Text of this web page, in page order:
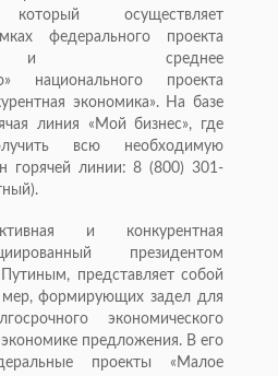
который осуществляет
федерального проекта
и среднее
национального проекта
экономика». На базе
линия «Мой бизнес», где
всю необходимую
горячей линии: 8 (800) 301-
и конкурентная
президентом
представляет собой
мер, формирующих задел для
экономического
предложения. В его
проекты «Малое